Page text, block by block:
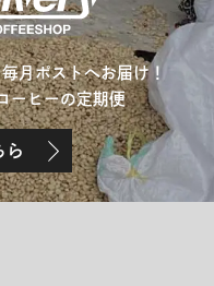
月ポストへお届け！
ーヒーの定期便
ら